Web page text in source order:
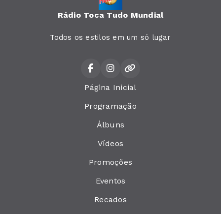
Rádio Toca Tudo Mundial
Todos os estilos em um só lugar
Página Inicial
Programação
Álbuns
Vídeos
Promoções
Eventos
Recados